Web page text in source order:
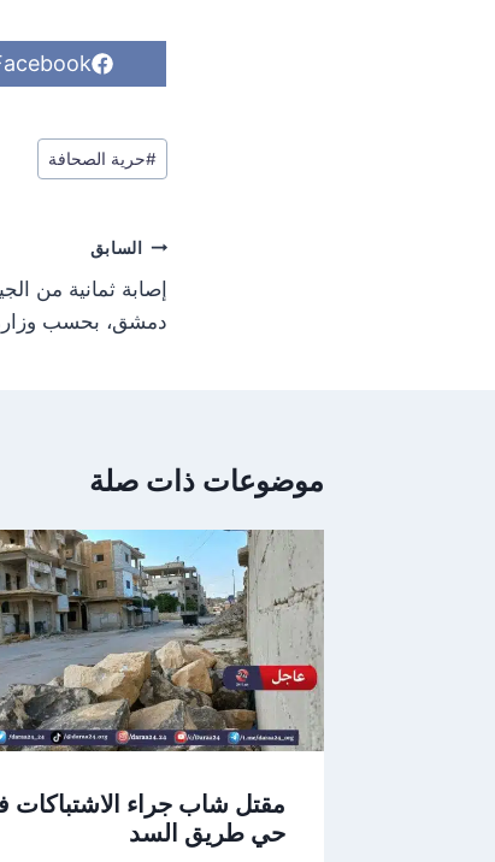
S
h
o
وسوم
المقال:
#حرية الصحافة
تصفّح
المقالات
السابق
إصابة ثمانية من
دمشق، بحسب وزارة
موضوعات ذات صلة
مقتل شاب جراء الاشتباكات
حي طريق السد